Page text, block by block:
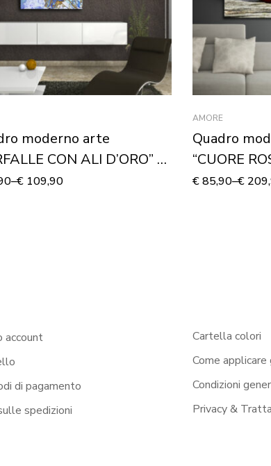
moderno arte
CON ALI D’ORO” –
su tela
–€109,90
AMORE
Quadro
“CUORE
€85,90–€
account
di pagamento
spedizioni
Cartella colori
Come
Condizioni
Privacy &